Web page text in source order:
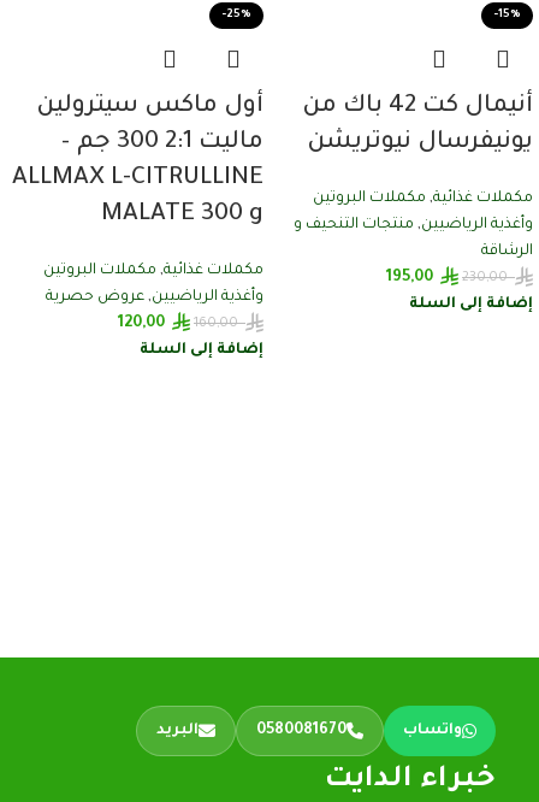
-15%
أنيمال كت 42 باك من
يونيفرسال نيوتريشن
مكملات غذائية, مكملات البروتين
وأغذية الرياضيين, منتجات التنحيف و
الرشاقة
230,00
195,00
إضافة إلى السلة
-25%
أول ماكس سيترولين
ماليت 2:1 300 جم –
ALLMAX L-CITRULLINE
MALATE 300 g
مكملات غذائية, مكملات البروتين
وأغذية الرياضيين, عروض حصرية
160,00
120,00
إضافة إلى السلة
واتساب 0580081670 البريد
خبراء الدايت